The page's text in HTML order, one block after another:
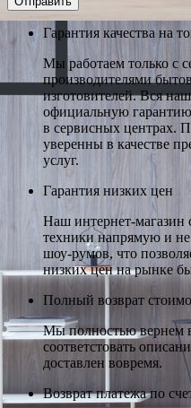
Гарантия качества на
Мы работаем только с
производителями
изготовителей. Вся
официальную
в сервисных центрах.
уверенны в качестве
услуг.
Гарантия низких цен
Наш интернет-магазин
техники напрямую и
шоу-румов, что
низких цен на рынке
Полный возврат
Мы полностью вернем
соответстовать
доставлен вовремя.
Возврат платежа по